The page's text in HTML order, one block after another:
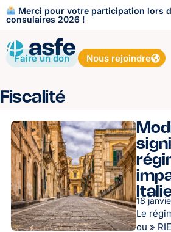
Merci pour votre participation lors
consulaires 2026 !
Faire un don Nous rejoindre
Fiscalité
18
Le
ou »